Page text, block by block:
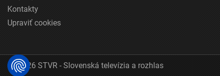
Kontakty
Upraviť cookies
© 2026 STVR - Slovenská televízia a rozhlas